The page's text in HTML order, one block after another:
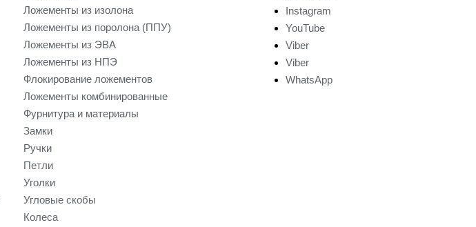
Ложементы из изолона
Ложементы из поролона (ППУ)
Ложементы из ЭВА
Ложементы из НПЭ
Флокирование ложементов
Ложементы комбинированные
Фурнитура и материалы
Замки
Ручки
Петли
Уголки
Угловые скобы
Колеса
Instagram
YouTube
Viber
Viber
WhatsApp